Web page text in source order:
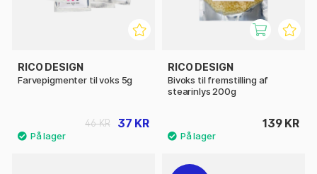
RICO DESIGN
Farvepigmenter til voks 5g
37 KR
46 KR
RICO DESIGN
Bivoks til fremstilling af
stearinlys 200g
139 KR